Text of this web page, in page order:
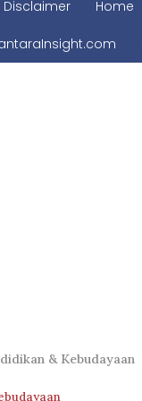
Disclaimer Home
& Kebudayaan